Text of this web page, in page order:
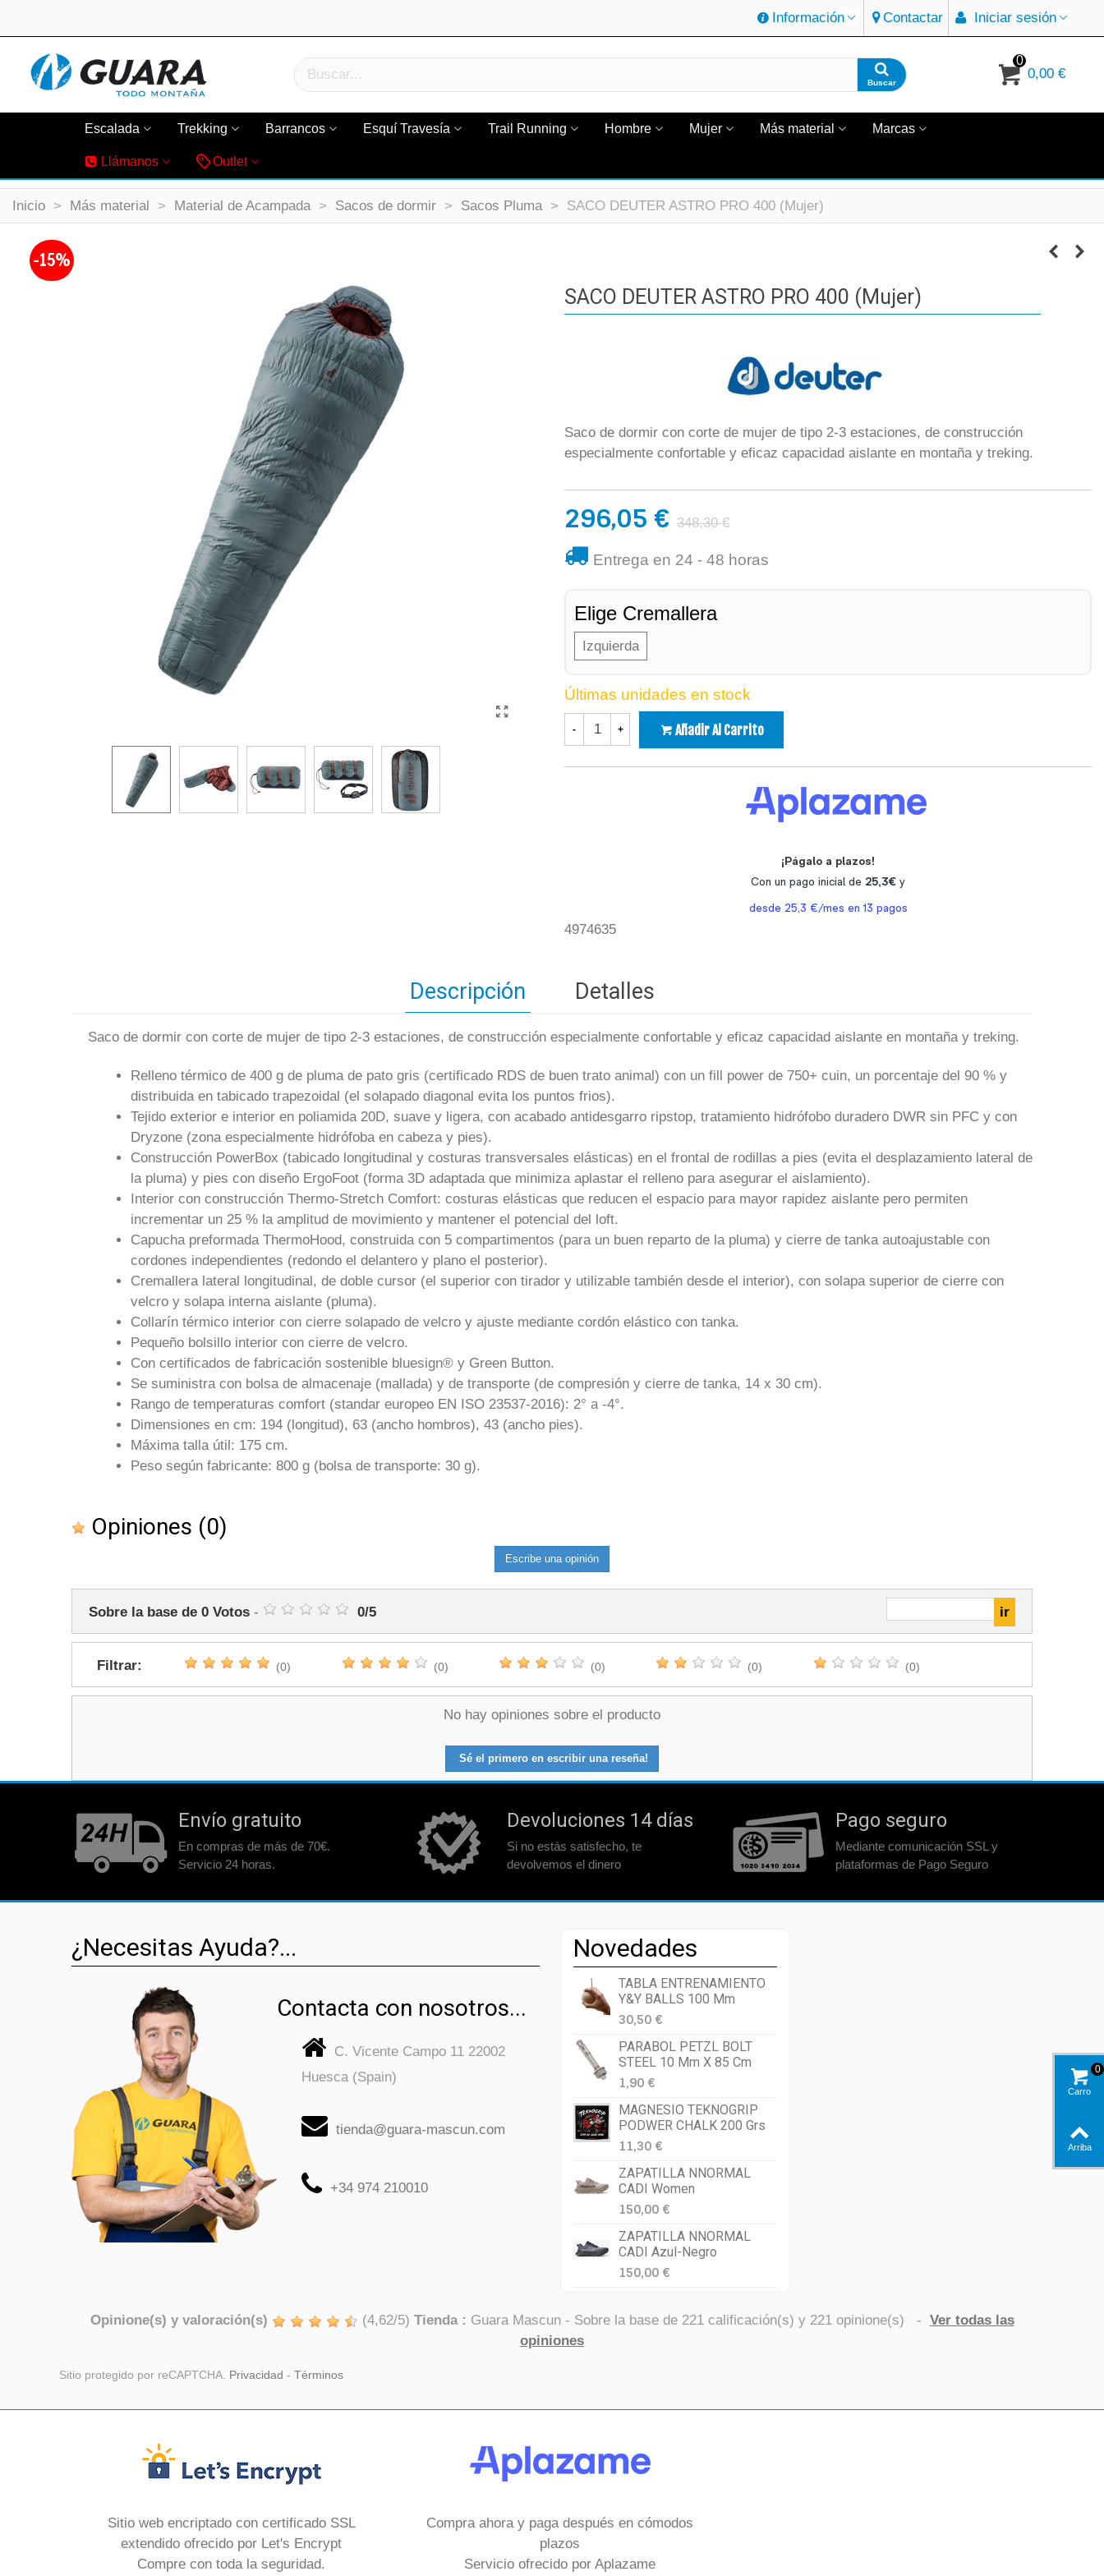
Información Contactar Iniciar sesión
Buscar
0
0,00 €
Escalada Trekking Barrancos Esquí Travesía Trail Running Hombre Mujer Más material Marcas
Llámanos Outlet
Inicio > Más material > Material de Acampada > Sacos de dormir > Sacos Pluma > SACO DEUTER ASTRO PRO 400 (Mujer)
-15%
SACO DEUTER ASTRO PRO 400 (Mujer)
Saco de dormir con corte de mujer de tipo 2-3 estaciones, de construcción
especialmente confortable y eficaz capacidad aislante en montaña y treking.
296,05 € 348,30 €
Entrega en 24 - 48 horas
Elige Cremallera
Izquierda
Últimas unidades en stock
- + Añadir Al Carrito
4974635
Descripción Detalles
Saco de dormir con corte de mujer de tipo 2-3 estaciones, de construcción especialmente confortable y eficaz capacidad aislante en montaña y treking.
Relleno térmico de 400 g de pluma de pato gris (certificado RDS de buen trato animal) con un fill power de 750+ cuin, un porcentaje del 90 % y
distribuida en tabicado trapezoidal (el solapado diagonal evita los puntos frios).
Tejido exterior e interior en poliamida 20D, suave y ligera, con acabado antidesgarro ripstop, tratamiento hidrófobo duradero DWR sin PFC y con
Dryzone (zona especialmente hidrófoba en cabeza y pies).
Construcción PowerBox (tabicado longitudinal y costuras transversales elásticas) en el frontal de rodillas a pies (evita el desplazamiento lateral de
la pluma) y pies con diseño ErgoFoot (forma 3D adaptada que minimiza aplastar el relleno para asegurar el aislamiento).
Interior con construcción Thermo-Stretch Comfort: costuras elásticas que reducen el espacio para mayor rapidez aislante pero permiten
incrementar un 25 % la amplitud de movimiento y mantener el potencial del loft.
Capucha preformada ThermoHood, construida con 5 compartimentos (para un buen reparto de la pluma) y cierre de tanka autoajustable con
cordones independientes (redondo el delantero y plano el posterior).
Cremallera lateral longitudinal, de doble cursor (el superior con tirador y utilizable también desde el interior), con solapa superior de cierre con
velcro y solapa interna aislante (pluma).
Collarín térmico interior con cierre solapado de velcro y ajuste mediante cordón elástico con tanka.
Pequeño bolsillo interior con cierre de velcro.
Con certificados de fabricación sostenible bluesign® y Green Button.
Se suministra con bolsa de almacenaje (mallada) y de transporte (de compresión y cierre de tanka, 14 x 30 cm).
Rango de temperaturas comfort (standar europeo EN ISO 23537-2016): 2° a -4°.
Dimensiones en cm: 194 (longitud), 63 (ancho hombros), 43 (ancho pies).
Máxima talla útil: 175 cm.
Peso según fabricante: 800 g (bolsa de transporte: 30 g).
Opiniones (0)
Escribe una opinión
Sobre la base de 0 Votos - 0/5
Filtrar: (0) (0) (0) (0) (0)
No hay opiniones sobre el producto
Sé el primero en escribir una reseña!
Envío gratuito
En compras de más de 70€.
Servicio 24 horas.
Devoluciones 14 días
Si no estás satisfecho, te
devolvemos el dinero
Pago seguro
Mediante comunicación SSL y
plataformas de Pago Seguro
¿Necesitas Ayuda?...
Contacta con nosotros...
C. Vicente Campo 11 22002
Huesca (Spain)
tienda@guara-mascun.com
+34 974 210010
Novedades
TABLA ENTRENAMIENTO
Y&Y BALLS 100 Mm
30,50 €
PARABOL PETZL BOLT
STEEL 10 Mm X 85 Cm
1,90 €
MAGNESIO TEKNOGRIP
PODWER CHALK 200 Grs
11,30 €
ZAPATILLA NNORMAL
CADI Women
150,00 €
ZAPATILLA NNORMAL
CADI Azul-Negro
150,00 €
Opinione(s) y valoración(s) (4,62/5) Tienda : Guara Mascun- Sobre la base de 221calificación(s) y 221opinione(s) - Ver todas las
opiniones
Sitio protegido por reCAPTCHA. Privacidad - Términos
Sitio web encriptado con certificado SSL
extendido ofrecido por Let's Encrypt
Compre con toda la seguridad.
Compra ahora y paga después en cómodos
plazos
Servicio ofrecido por Aplazame
Carro
0
Arriba